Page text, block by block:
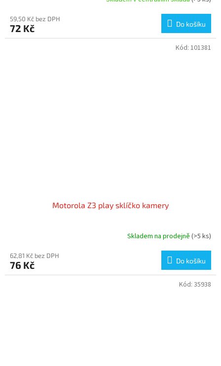
59,50 Kč bez DPH
72 Kč Do košíku
Motorola Z3 play sklíčko kamery
Skladem na prodejně (>5 ks)
62,81 Kč bez DPH
76 Kč Do košíku
Kód: 101381
Kód: 35938